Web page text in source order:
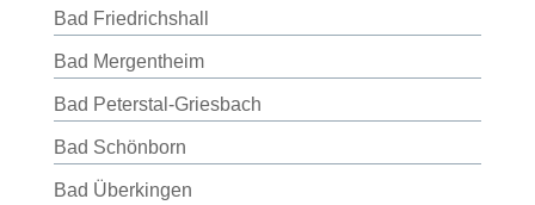
Bad Friedrichshall
Bad Mergentheim
Bad Peterstal-Griesbach
Bad Schönborn
Bad Überkingen